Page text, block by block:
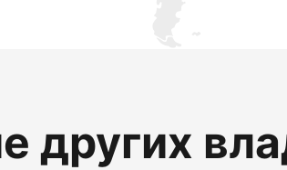
других